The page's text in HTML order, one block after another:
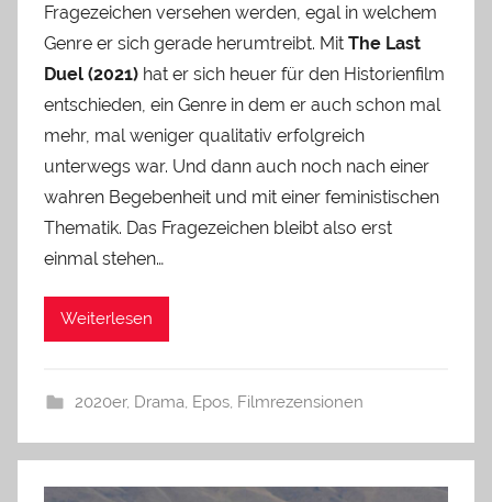
Fragezeichen versehen werden, egal in welchem
Genre er sich gerade herumtreibt. Mit The Last
Duel (2021) hat er sich heuer für den Historienfilm
entschieden, ein Genre in dem er auch schon mal
mehr, mal weniger qualitativ erfolgreich
unterwegs war. Und dann auch noch nach einer
wahren Begebenheit und mit einer feministischen
Thematik. Das Fragezeichen bleibt also erst
einmal stehen…
Weiterlesen
2020er, Drama, Epos, Filmrezensionen